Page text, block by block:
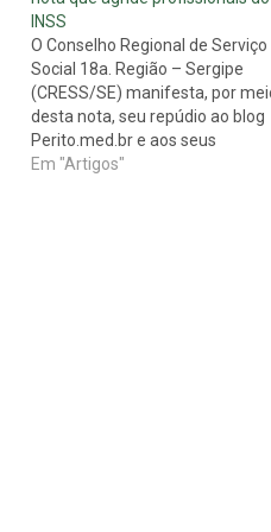
INSS
O Conselho Regional de Serviço
Social 18a. Região – Sergipe
(CRESS/SE) manifesta, por
desta nota, seu repúdio ao blog
Perito.med.br e aos seus
administradores, que publicaram
Em "Artigos"